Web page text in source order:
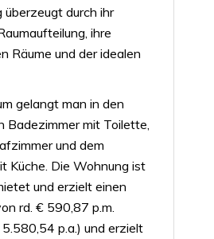
durch ihr
ihre
Räume und der idealen
gelangt man in den
Badezimmer mit Toilette,
und dem
Küche. Die Wohnung ist
und erzielt einen
rd. € 590,87 p.m.
p.a.) und erzielt